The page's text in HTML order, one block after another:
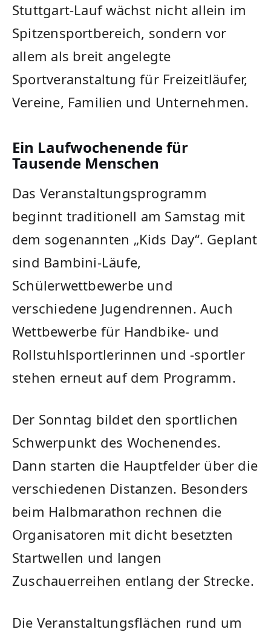
Stuttgart-Lauf wächst nicht allein im
Spitzensportbereich, sondern vor
allem als breit angelegte
Sportveranstaltung für Freizeitläufer,
Vereine, Familien und Unternehmen.
Ein Laufwochenende für
Tausende Menschen
Das Veranstaltungsprogramm
beginnt traditionell am Samstag mit
dem sogenannten „Kids Day“. Geplant
sind Bambini-Läufe,
Schülerwettbewerbe und
verschiedene Jugendrennen. Auch
Wettbewerbe für Handbike- und
Rollstuhlsportlerinnen und -sportler
stehen erneut auf dem Programm.
Der Sonntag bildet den sportlichen
Schwerpunkt des Wochenendes.
Dann starten die Hauptfelder über die
verschiedenen Distanzen. Besonders
beim Halbmarathon rechnen die
Organisatoren mit dicht besetzten
Startwellen und langen
Zuschauerreihen entlang der Strecke.
Die Veranstaltungsflächen rund um